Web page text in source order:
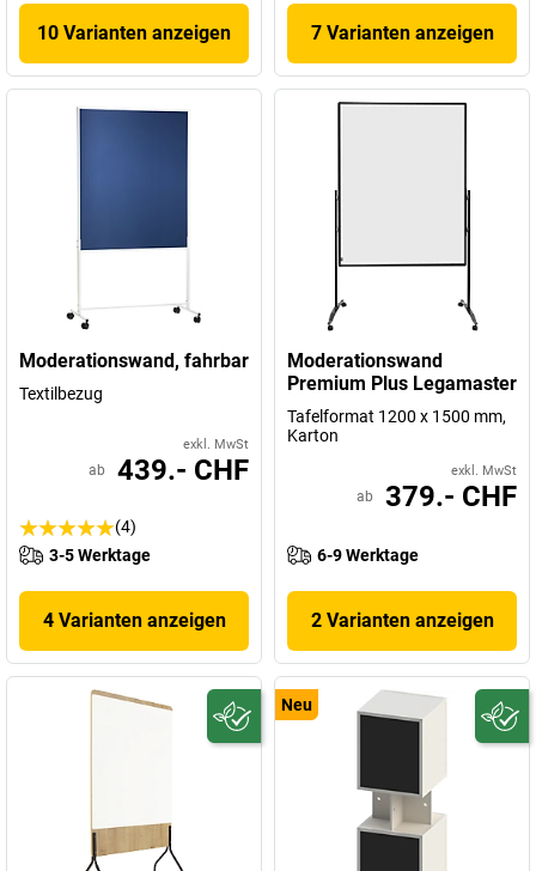
10 Varianten anzeigen 7 Varianten anzeigen
Moderationswand, fahrbar
Textilbezug
exkl. MwSt
ab 439.- CHF
(4)
3-5 Werktage
4 Varianten anzeigen
Moderationswand
Premium Plus Legamaster
Tafelformat 1200 x 1500 mm,
Karton
exkl. MwSt
ab 379.- CHF
6-9 Werktage
2 Varianten anzeigen
Neu